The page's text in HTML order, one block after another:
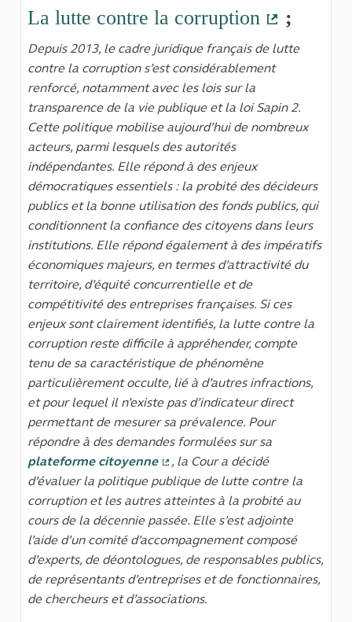
La lutte contre la corruption
(Lien
;
Depuis 2013, le cadre juridique français de lutte
contre la corruption s’est considérablement
renforcé, notamment avec les lois sur la
transparence de la vie publique et la loi Sapin 2.
Cette politique mobilise aujourd’hui de nombreux
acteurs, parmi lesquels des autorités
indépendantes. Elle répond à des enjeux
démocratiques essentiels : la probité des décideurs
publics et la bonne utilisation des fonds publics, qui
conditionnent la confiance des citoyens dans leurs
institutions. Elle répond également à des impératifs
économiques majeurs, en termes d’attractivité du
territoire, d’équité concurrentielle et de
compétitivité des entreprises françaises. Si ces
enjeux sont clairement identifiés, la lutte contre la
corruption reste difficile à appréhender, compte
tenu de sa caractéristique de phénomène
particulièrement occulte, lié à d’autres infractions,
et pour lequel il n’existe pas d’indicateur direct
permettant de mesurer sa prévalence. Pour
répondre à des demandes formulées sur sa
plateforme citoyenne
(Lien externe)
, la Cour a décidé
d’évaluer la politique publique de lutte contre la
corruption et les autres atteintes à la probité au
cours de la décennie passée. Elle s’est adjointe
l’aide d’un comité d’accompagnement composé
d’experts, de déontologues, de responsables publics,
de représentants d’entreprises et de fonctionnaires,
de chercheurs et d’associations.